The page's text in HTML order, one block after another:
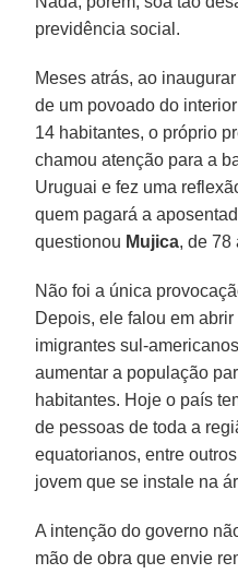
previdência social.
Meses atrás, ao
de um povoado do
14 habitantes, o próprio
chamou atenção para a
Uruguai e fez uma
quem pagará a
questionou Mujica, de 78
Não foi a única
Depois, ele falou em
imigrantes sul-
aumentar a população
habitantes. Hoje o país
de pessoas de toda a
equatorianos, entre
jovem que se instale na
A intenção do governo
mão de obra que envie